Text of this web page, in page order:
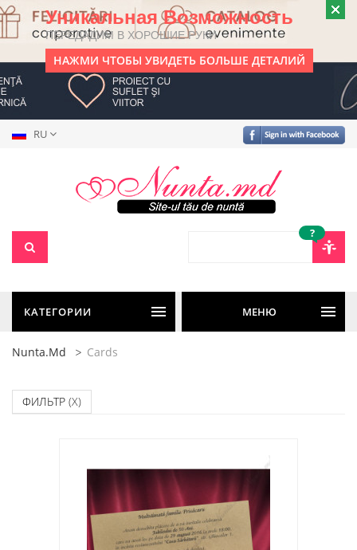
Уникальная Возможность
ПЕРЕДАДИМ В ХОРОШИЕ РУКИ
НАЖМИ ЧТОБЫ УВИДЕТЬ БОЛЬШЕ ДЕТАЛИЙ
RU
?
КАТЕГОРИИ МЕНЮ
Nunta.md Cards
ФИЛЬТР (X)